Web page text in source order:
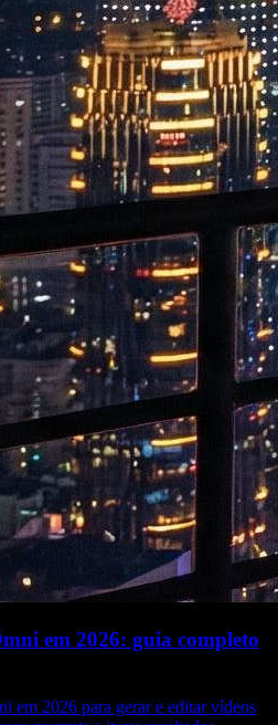
em 2026: guia completo
em 2026 para gerar e editar vídeos